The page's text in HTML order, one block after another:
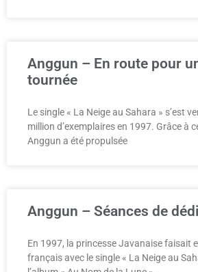
Anggun – En route pour
tournée
Le single « La Neige au Sahara » s’est
million d’exemplaires en 1997. Grâce à
Anggun a été propulsée
Anggun – Séances de
En 1997, la princesse Javanaise faisait
français avec le single « La Neige au